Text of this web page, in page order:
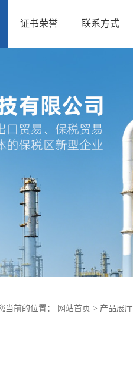
证书荣誉 联系方式
当前的位置： 网站首页 > 产品展厅